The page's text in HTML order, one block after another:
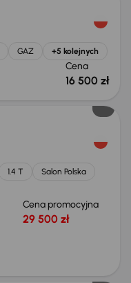
GAZ +5 kolejnych
Cena
16 500 zł
1.4 T
Salon Polska
Cena promocyjna
29 500 zł